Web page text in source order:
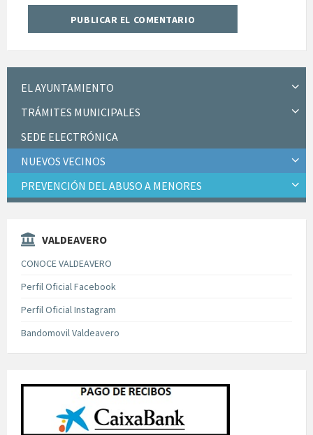
EL AYUNTAMIENTO
TRÁMITES MUNICIPALES
SEDE ELECTRÓNICA
NUEVOS VECINOS
PREVENCIÓN DEL ABUSO A MENORES
VALDEAVERO
CONOCE VALDEAVERO
Perfil Oficial Facebook
Perfil Oficial Instagram
Bandomovil Valdeavero